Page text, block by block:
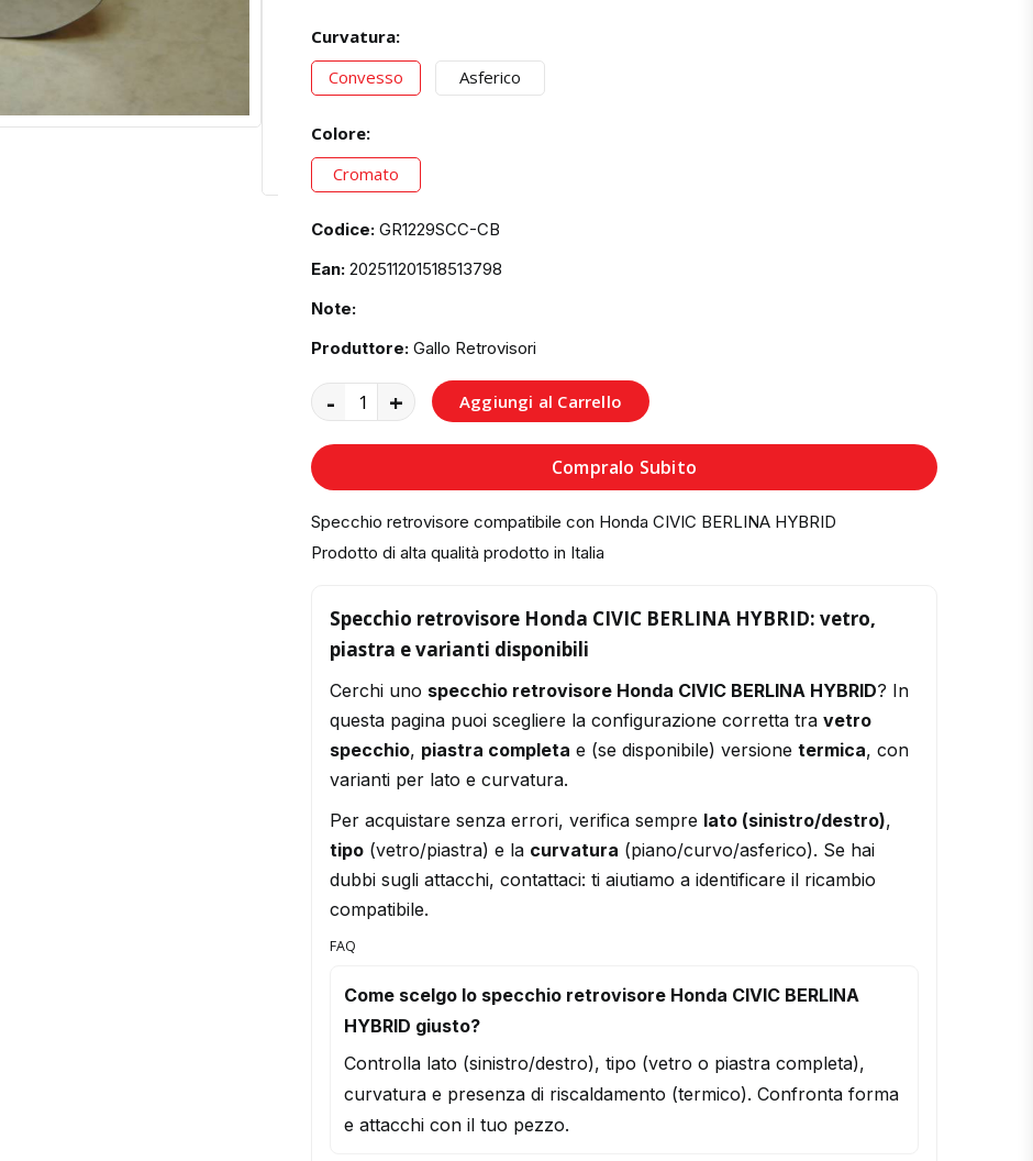
Curvatura:
Convesso
Asferico
Colore:
Cromato
Codice: GR1229SCC-CB
Ean: 202511201518513798
Note:
Produttore: Gallo Retrovisori
- + Aggiungi al Carrello
Compralo Subito
Specchio retrovisore compatibile con Honda CIVIC BERLINA HYBRID
Prodotto di alta qualità prodotto in Italia
Specchio retrovisore Honda CIVIC BERLINA HYBRID: vetro,
piastra e varianti disponibili
Cerchi uno specchio retrovisore Honda CIVIC BERLINA HYBRID? In
questa pagina puoi scegliere la configurazione corretta tra vetro
specchio, piastra completa e (se disponibile) versione termica, con
varianti per lato e curvatura.
Per acquistare senza errori, verifica sempre lato (sinistro/destro),
tipo (vetro/piastra) e la curvatura (piano/curvo/asferico). Se hai
dubbi sugli attacchi, contattaci: ti aiutiamo a identificare il ricambio
compatibile.
FAQ
Come scelgo lo specchio retrovisore Honda CIVIC BERLINA
HYBRID giusto?
Controlla lato (sinistro/destro), tipo (vetro o piastra completa),
curvatura e presenza di riscaldamento (termico). Confronta forma
e attacchi con il tuo pezzo.